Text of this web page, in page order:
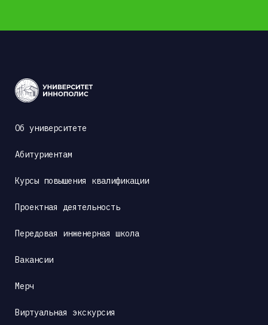
Об университете
Абитуриентам
Курсы повышения квалификации
Проектная деятельность
Передовая инженерная школа
Вакансии
Мерч
Виртуальная экскурсия